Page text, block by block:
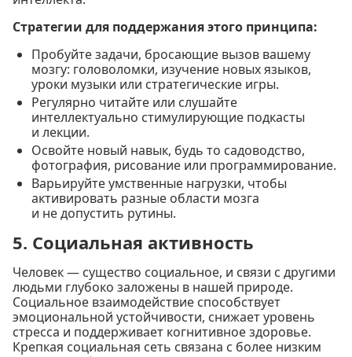
Стратегии для поддержания этого принципа:
Пробуйте задачи, бросающие вызов вашему
мозгу: головоломки, изучение новых языков,
уроки музыки или стратегические игры.
Регулярно читайте или слушайте
интеллектуально стимулирующие подкасты
и лекции.
Освойте новый навык, будь то садоводство,
фотография, рисование или программирование.
Варьируйте умственные нагрузки, чтобы
активировать разные области мозга
и не допустить рутины.
5. Социальная активность
Человек — существо социальное, и связи с другими
людьми глубоко заложены в нашей природе.
Социальное взаимодействие способствует
эмоциональной устойчивости, снижает уровень
стресса и поддерживает когнитивное здоровье.
Крепкая социальная сеть связана с более низким